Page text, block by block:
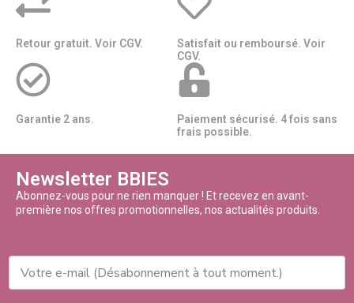
Retour gratuit. Voir CGV.
Satisfait ou remboursé. Voir
CGV.
Garantie 2 ans.
Paiement sécurisé. 4 fois sans
frais possible.
Newsletter BBIES
Abonnez-vous pour ne rien manquer ! Et recevez en avant-
première nos offres promotionnelles, nos actualités produits.